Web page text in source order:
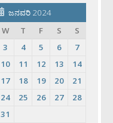
ಜನವರಿ 2024
W T F S
S
3 4 5 6
7
10 11 12 13
14
17 18 19 20
21
24 25 26 27
28
31